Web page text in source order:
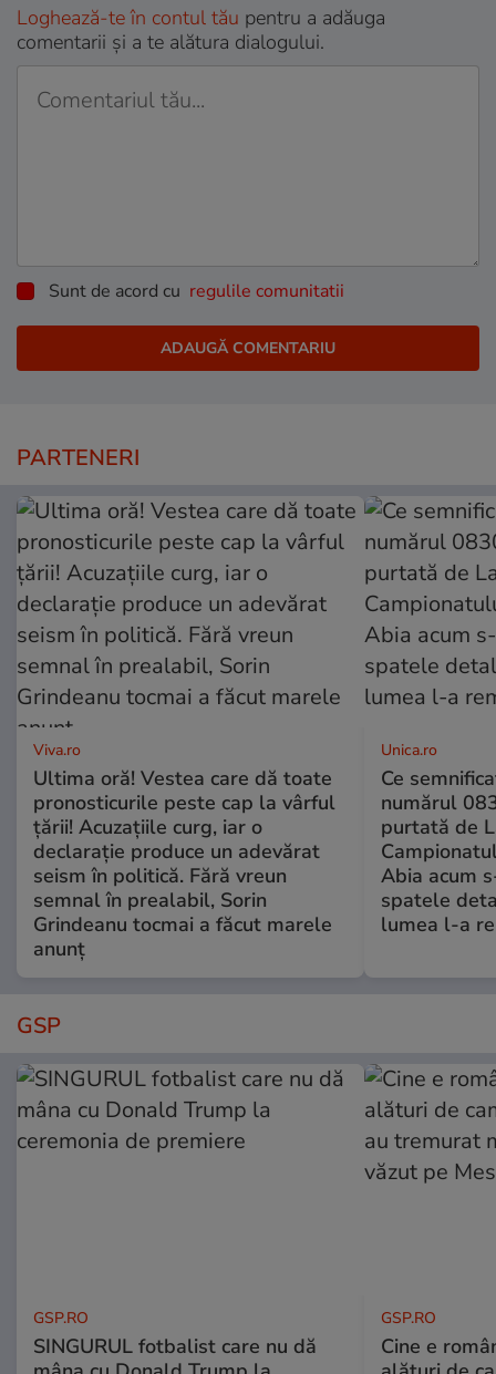
Loghează-te în contul tău pentru a adăuga
comentarii și a te alătura dialogului.
Sunt de acord cu regulile comunitatii
PARTENERI
Viva.ro
Ultima oră! Vestea care dă toate
pronosticurile peste cap la vârful
țării! Acuzațiile curg, iar o
declarație produce un adevărat
seism în politică. Fără vreun
semnal în prealabil, Sorin
Grindeanu tocmai a făcut marele
anunț
Unica.ro
Ce
numărul
purtată de
Abia acum
spatele
lumea l-a
GSP
GSP.RO
SINGURUL fotbalist care nu dă
GSP.RO
Cine e